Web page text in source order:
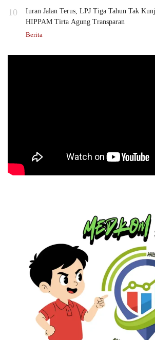
10
Iuran Jalan Terus, LPJ Tiga Tahun Tak
HIPPAM Tirta Agung Transparan
Berita